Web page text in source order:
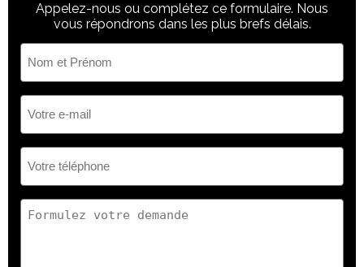
Intérieur noir
Jantes alliage 19''
Maintien dans la voie d'urgence (ELK)
MCB - Freinage multicollision
Rails de toit
RCTB - freinage du trafic transversal arrière
Régulateur de vitesse intelligent
Appelez-nous ou complétez ce formulaire. Nous
vous répondrons dans les plus brefs délais.
Prénom
(Nécessaire)
mail
(Nécessaire)
(Nécessaire)
demande